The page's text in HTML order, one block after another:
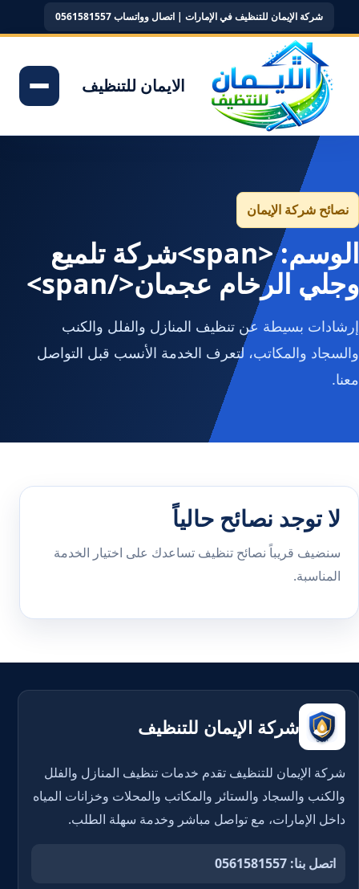
شركة الإيمان للتنظيف في الإمارات | اتصال وواتساب 0561581557
الايمان للتنظيف
نصائح شركة الإيمان
الوسم: <span>شركة تلميع
وجلي الرخام عجمان</span>
إرشادات بسيطة عن تنظيف المنازل والفلل والكنب
والسجاد والمكاتب، لتعرف الخدمة الأنسب قبل التواصل
معنا.
لا توجد نصائح حالياً
سنضيف قريباً نصائح تنظيف تساعدك على اختيار الخدمة
المناسبة.
شركة الإيمان للتنظيف
شركة الإيمان للتنظيف تقدم خدمات تنظيف المنازل والفلل
والكنب والسجاد والستائر والمكاتب والمحلات وخزانات المياه
داخل الإمارات، مع تواصل مباشر وخدمة سهلة الطلب.
اتصل بنا: 0561581557